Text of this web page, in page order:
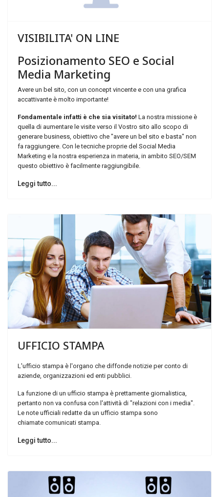
VISIBILITA' ON LINE
Posizionamento SEO e Social
Media Marketing
Avere un bel sito, con un concept vincente e con una grafica
accattivante è molto importante!
Fondamentale infatti è che sia visitato! La nostra missione è
quella di aumentare le visite verso il Vostro sito allo scopo di
generare business, obiettivo che "avere un bel sito e basta" non
fa raggiungere. Con le tecniche proprie del Social Media
Marketing e la nostra esperienza in materia, in ambito SEO/SEM
questo obiettivo è facilmente raggiungibile.
Leggi tutto...
UFFICIO STAMPA
L'ufficio stampa è l'organo che diffonde notizie per conto di
aziende, organizzazioni ed enti pubblici.
La funzione di un ufficio stampa è prettamente giornalistica,
pertanto non va confusa con l'attività di "relazioni con i media".
Le note ufficiali redatte da un ufficio stampa sono
chiamate comunicati stampa.
Leggi tutto...